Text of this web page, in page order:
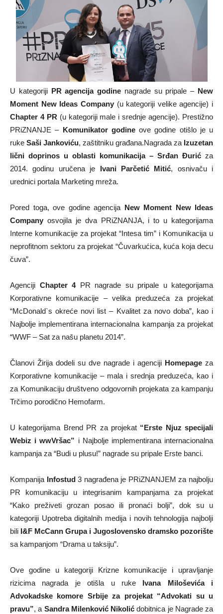
U kategoriji PR agencija godine nagrade su pripale – New
Moment New Ideas Company(u kategoriji velike agencije) i
Chapter 4 PR (u kategoriji male i srednje agencije). Prestižno
PRiZNANJE – Komunikator godineove godine otišlo je u
ruke Saši Jankoviću, zaštitniku građana.Nagrada za Izuzetan
lični doprinos u oblasti komunikacija – Srđan Đurić za
2014. godinu uručena je Ivani Parčetić Mitić, osnivaču i
urednici portala Marketing mreža.
Pored toga, ove godine agencija New Moment New Ideas
Company osvojila je dva PRiZNANJA, i to u kategorijama
Interne komunikacije za projekat “Intesa tim” i Komunikacija u
neprofitnom sektoru za projekat “Čuvarkućica, kuća koja decu
čuva”.
Agenciji Chapter 4PR nagrade su pripale u kategorijama
Korporativne komunikacije – velika preduzeća za projekat
“McDonald`s okreće novi list – Kvalitet za novo doba”, kao i
Najbolje implementirana internacionalna kampanja za projekat
“WWF – Sat za našu planetu 2014”.
Članovi Žirija dodeli su dve nagrade i agenciji Homepage za
Korporativne komunikacije – mala i srednja preduzeća, kao i
za Komunikaciju društveno odgovornih projekata za kampanju
Trčimo porodično Hemofarm.
U kategorijama Brend PR za projekat “Erste Njuz specijali
Webiz i wwVršac” i Najbolje implementirana internacionalna
kampanja za “Budi u plusu!” nagrade su pripale Erste banci.
Kompanija Infostud3 nagrađena je PRiZNANJEM za najbolju
PR komunikaciju u integrisanim kampanjama za projekat
“Kako preživeti grozan posao ili pronaći bolji”, dok su u
kategoriji Upotreba digitalnih medija i novih tehnologija najbolji
bili I&F McCann Grupa i Jugoslovensko dramsko pozorište
sa kampanjom “Drama u taksiju”.
Ove godine u kategoriji Krizne komunikacije i upravljanje
rizicima nagrada je otišla u ruke Ivana Miloševića i
Advokadske komore Srbije za projekat “Advokati su u
pravu”, a Sandra Milenković Nikolić dobitnica je Nagrade za